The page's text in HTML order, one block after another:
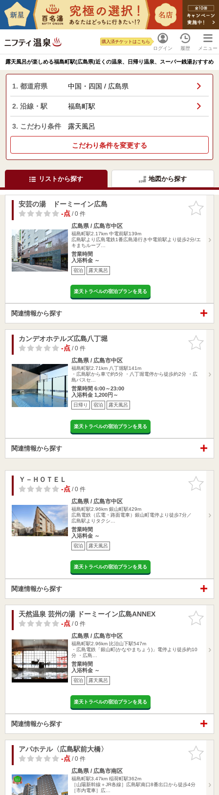
ログイン
購入済チケットはこちら
履歴 メニュー
露天風呂が楽しめる福島町駅(広島県)近くの温泉、日帰り温泉、スーパー銭湯おすすめ
1. 都道府県 中国・四国 / 広島県
2. 沿線・駅 福島町駅
3. こだわり条件 露天風呂
こだわり条件を変更する
リストから探す 地図から探す
お気に入
りに追加
安芸の湯 ドーミーイン広島
-点/ 0 件
広島県 / 広島市中区
福島町駅2.17km 中電前駅139m
広島駅より広島電鉄1番広島港行き中電前駅より徒歩2分/エ
キまちループ…
営業時間
入浴料金 ～
宿泊 露天風呂
楽天トラベルの宿泊プランを見る
関連情報から探す
お気に入
りに追加
カンデオホテルズ広島八丁堀
-点/ 0 件
広島県 / 広島市中区
福島町駅2.71km 八丁堀駅141m
・広島駅から車で約5分 ・八丁堀電停から徒歩約2分 ・広
島バスセ…
営業時間 6:00～23:00
入浴料金 1,200円～
日帰り 宿泊 露天風呂
楽天トラベルの宿泊プランを見る
関連情報から探す
お気に入
りに追加
Ｙ－ＨＯＴＥＬ
-点/ 0 件
広島県 / 広島市中区
福島町駅2.96km 銀山町駅429m
広島電鉄（広電・路面電車）銀山町電停より徒歩7分／
広島駅よりタクシ…
営業時間
入浴料金 ～
宿泊 露天風呂
楽天トラベルの宿泊プランを見る
関連情報から探す
お気に入
りに追加
天然温泉 芸州の湯 ドーミーイン広島ANNEX
-点/ 0 件
広島県 / 広島市中区
福島町駅2.96km 比治山下駅547m
・広島電鉄「銀山町(かなやまちょう)」電停より徒歩約10
分 ・広島…
営業時間
入浴料金 ～
宿泊 露天風呂
楽天トラベルの宿泊プランを見る
関連情報から探す
お気に入
りに追加
アパホテル〈広島駅前大橋〉
-点/ 0 件
広島県 / 広島市南区
福島町駅3.47km 稲荷町駅362m
［山陽新幹線＋JR各線］広島駅南口8番出口から徒歩4分
［市内電車］広…